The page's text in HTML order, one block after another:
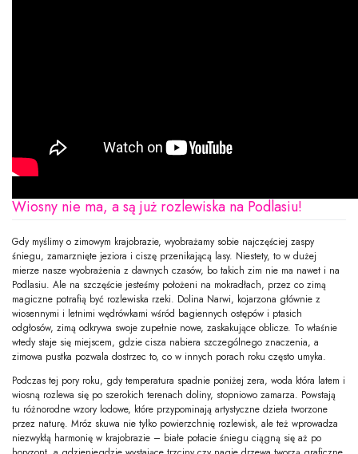
Wiosny nie ma, a są już rozlewiska na Podlasiu!
Gdy myślimy o zimowym krajobrazie, wyobrażamy sobie najczęściej zaspy
śniegu, zamarznięte jeziora i ciszę przenikającą lasy. Niestety, to w dużej
mierze nasze wyobrażenia z dawnych czasów, bo takich zim nie ma nawet i na
Podlasiu. Ale na szczęście jesteśmy położeni na mokradłach, przez co zimą
magiczne potrafią być rozlewiska rzeki. Dolina Narwi, kojarzona głównie z
wiosennymi i letnimi wędrówkami wśród bagiennych ostępów i ptasich
odgłosów, zimą odkrywa swoje zupełnie nowe, zaskakujące oblicze. To właśnie
wtedy staje się miejscem, gdzie cisza nabiera szczególnego znaczenia, a
zimowa pustka pozwala dostrzec to, co w innych porach roku często umyka.
Podczas tej pory roku, gdy temperatura spadnie poniżej zera, woda która latem i
wiosną rozlewa się po szerokich terenach doliny, stopniowo zamarza. Powstają
tu różnorodne wzory lodowe, które przypominają artystyczne dzieła tworzone
przez naturę. Mróz skuwa nie tylko powierzchnię rozlewisk, ale też wprowadza
niezwykłą harmonię w krajobrazie – białe połacie śniegu ciągną się aż po